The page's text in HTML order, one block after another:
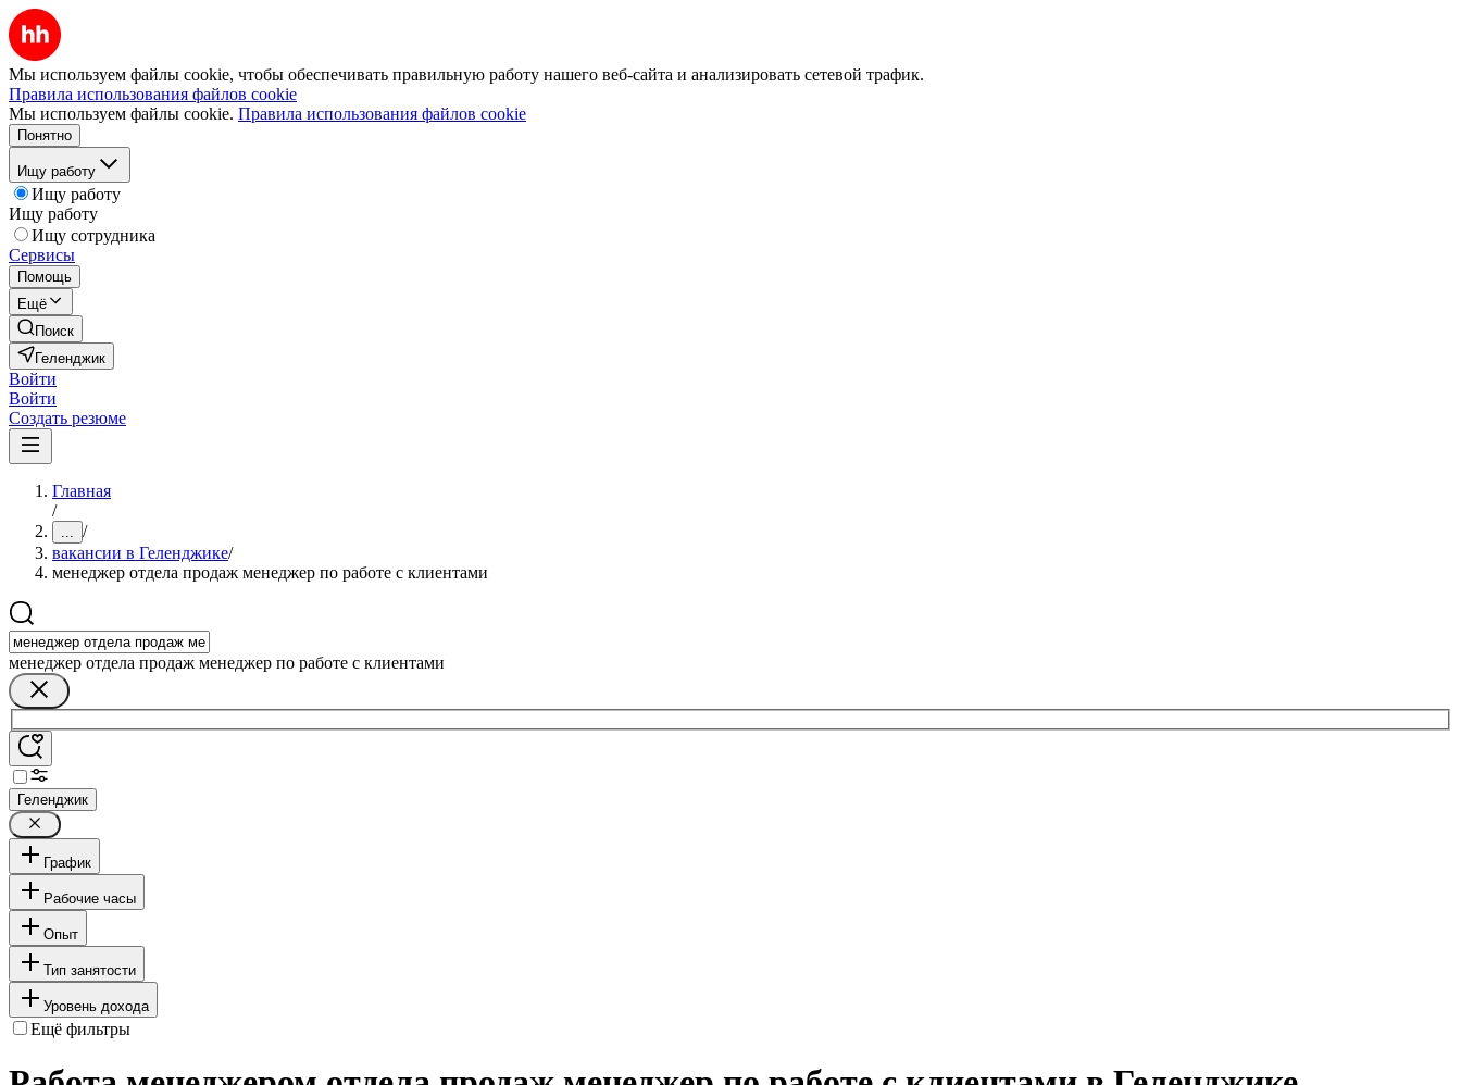
Мы используем файлы cookie, чтобы обеспечивать правильную работу нашего веб-сайта и анализировать сетевой трафик.
Правила использования файлов cookie
Мы используем файлы cookie. Правила использования файлов cookie
Понятно
Ищу работу
Ищу работу
Ищу работу
Ищу сотрудника
Сервисы
Помощь
Ещё
Поиск
Геленджик
Войти
Войти
Создать резюме
Главная
/
... /
вакансии в Геленджике/
менеджер отдела продаж менеджер по работе с клиентами
менеджер отдела продаж менеджер по работе с клиентами
Геленджик
График
Рабочие часы
Опыт
Тип занятости
Уровень дохода
Ещё фильтры